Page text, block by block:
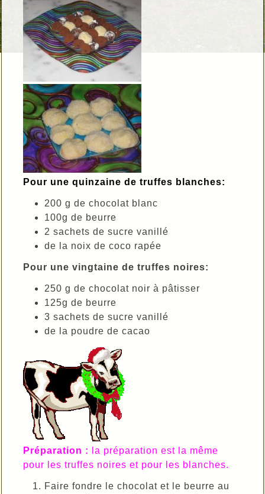
Pour une quinzaine de truffes blanches:
200 g de chocolat blanc
100g de beurre
2 sachets de sucre vanillé
de la noix de coco rapée
Pour une vingtaine de truffes noires:
250 g de chocolat noir à pâtisser
125g de beurre
3 sachets de sucre vanillé
de la poudre de cacao
Préparation :
la préparation est la même
pour les truffes noires et pour les blanches.
Faire fondre le chocolat et le beurre au